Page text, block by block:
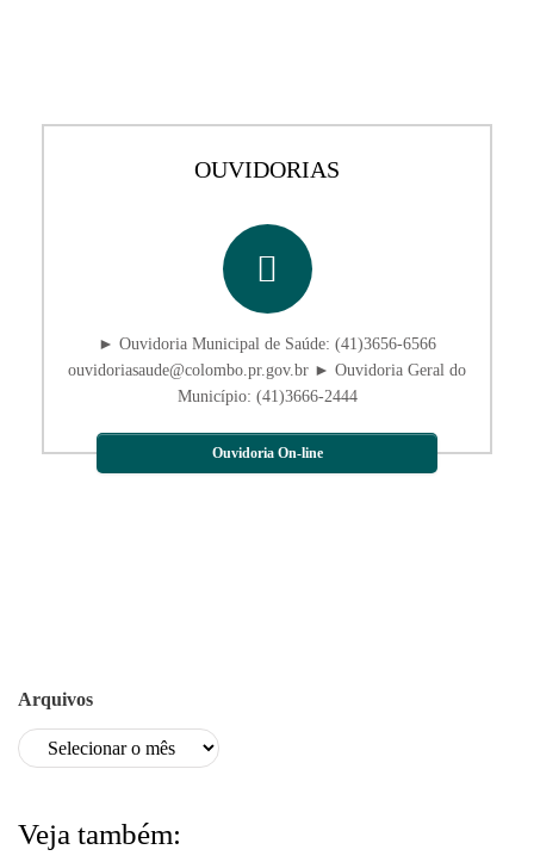
OUVIDORIAS
► Ouvidoria Municipal de Saúde: (41)3656-6566
ouvidoriasaude@colombo.pr.gov.br ► Ouvidoria Geral do
Município: (41)3666-2444
Ouvidoria On-line
Arquivos
Veja também: